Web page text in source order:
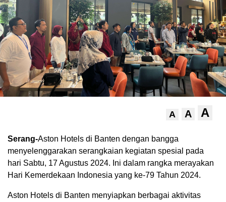
A A A
Serang-Aston Hotels di Banten dengan bangga
menyelenggarakan serangkaian kegiatan spesial pada
hari Sabtu, 17 Agustus 2024. Ini dalam rangka merayakan
Hari Kemerdekaan Indonesia yang ke-79 Tahun 2024.
Aston Hotels di Banten menyiapkan berbagai aktivitas